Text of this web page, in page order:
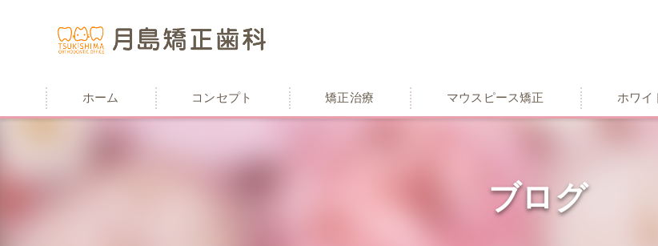
ホーム コンセプト 矯正治療 マウスピース矯正 ホワイ
ブログ